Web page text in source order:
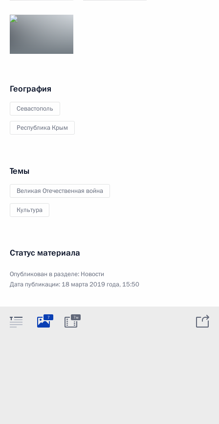
География
Севастополь
Республика Крым
Темы
Великая Отечественная война
Культура
Статус материала
Опубликован в разделе: Новости
Дата публикации: 18 марта 2019 года, 15:50
7 7м